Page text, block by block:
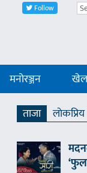
Follow
मनोरञ्जन
ताजा
लाेकप्रिय